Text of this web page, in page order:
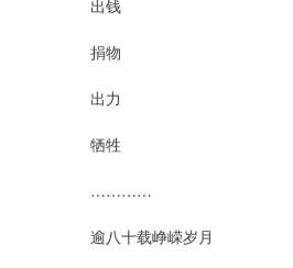
出钱
捐物
出力
牺牲
…………
逾八十载峥嵘岁月